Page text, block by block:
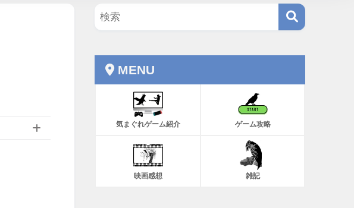
MENU
気まぐれゲーム紹介 ゲーム攻略
映画感想 雑記